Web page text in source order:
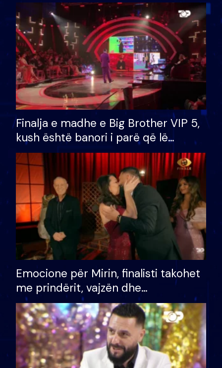
Finalja e madhe e Big Brother VIP 5,
kush është banori i parë që lë
shtëpinë dhe humb mundësinë për
të fituar çmimin e madh
Emocione për Mirin, finalisti takohet
me prindërit, vajzën dhe
bashkëshorten: S’kemi ndonjë letër
divorci apo jo?